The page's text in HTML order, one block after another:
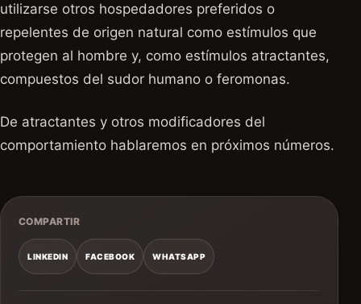
utilizarse otros hospedadores preferidos o
repelentes de origen natural como estímulos que
protegen al hombre y, como estímulos atractantes,
compuestos del sudor humano o feromonas.
De atractantes y otros modificadores del
comportamiento hablaremos en próximos números.
COMPARTIR
LINKEDIN FACEBOOK WHATSAPP